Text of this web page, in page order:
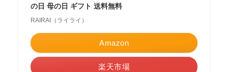
の日 母の日 ギフト 送料無料
RAIRAI（ライライ）
Amazon
楽天市場